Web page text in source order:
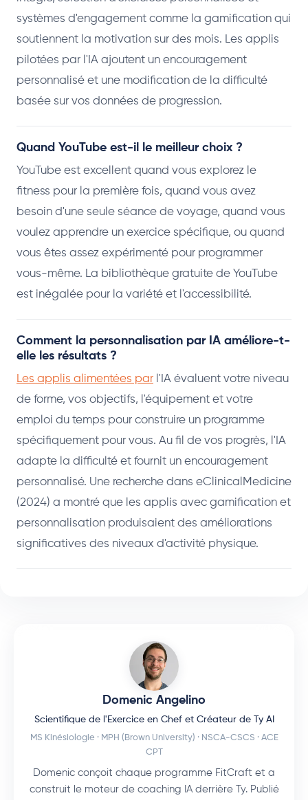
systèmes d'engagement comme la gamification qui
soutiennent la motivation sur des mois. Les applis
pilotées par l'IA ajoutent un encouragement
personnalisé et une modification de la difficulté
basée sur vos données de progression.
Quand YouTube est-il le meilleur choix ?
YouTube est excellent quand vous explorez le
fitness pour la première fois, quand vous avez
besoin d'une seule séance de voyage, quand vous
voulez apprendre un exercice spécifique, ou quand
vous êtes assez expérimenté pour programmer
vous-même. La bibliothèque gratuite de YouTube
est inégalée pour la variété et l'accessibilité.
Comment la personnalisation par IA améliore-t-
elle les résultats ?
Les applis alimentées par l'IA évaluent votre niveau
de forme, vos objectifs, l'équipement et votre
emploi du temps pour construire un programme
spécifiquement pour vous. Au fil de vos progrès, l'IA
adapte la difficulté et fournit un encouragement
personnalisé. Une recherche dans eClinicalMedicine
(2024) a montré que les applis avec gamification et
personnalisation produisaient des améliorations
significatives des niveaux d'activité physique.
Domenic Angelino
Scientifique de l'Exercice en Chef et Créateur de Ty AI
MS Kinésiologie · MPH (Brown University) · NSCA-CSCS · ACE
CPT
Domenic conçoit chaque programme FitCraft et a
construit le moteur de coaching IA derrière Ty. Publié